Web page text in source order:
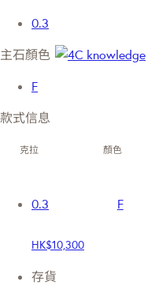
0.3
主石顏色
F
款式信息
克拉 顏色
0.3 F
HK$10,300
存貨